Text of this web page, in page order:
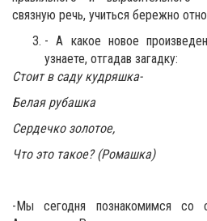
связную речь, учиться бережно
- А какое новое
узнаете, отгадав загадку:
Стоит в саду кудряшка-
Белая рубашка
Сердечко золотое,
Что это такое? (Ромашка)
-Мы сегодня познакомимся со